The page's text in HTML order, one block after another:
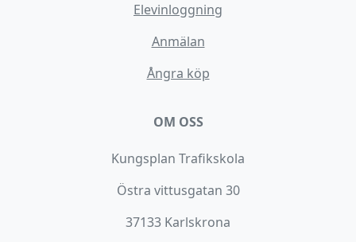
Elevinloggning
Anmälan
Ångra köp
OM OSS
Kungsplan Trafikskola
Östra vittusgatan 30
37133 Karlskrona